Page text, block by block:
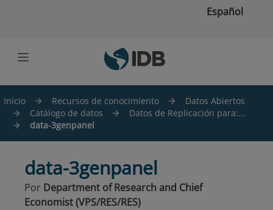
Español
Inicio Recursos de conocimiento
Datos Abiertos
Catálogo de datos
Datos de Replicación para:...
data-3genpanel
data-3genpanel
Por Department of Research and Chief
Economist (VPS/RES/RES)